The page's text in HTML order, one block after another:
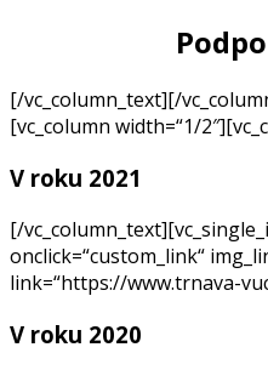
[/vc_column_text][/
[vc_column width=“1/
V roku 2021
[/
onclick=“custom_link“
link=“https://www.trnava-
V roku 2020